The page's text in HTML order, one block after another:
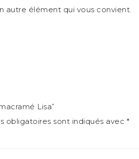
autre élément qui vous convient.
Lisa”
obligatoires sont indiqués avec *